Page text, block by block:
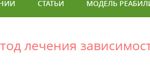
СТАТЬИ МОДЕЛЬ
лечения